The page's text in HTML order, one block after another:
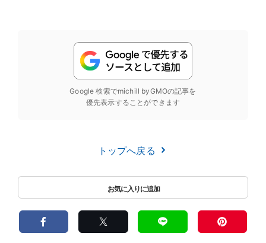
Google 検索でmichill byGMOの記事を
優先表示することができます
トップへ戻る